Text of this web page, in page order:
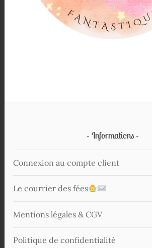
Informations
Connexion au compte client
Le courrier des fées
Mentions légales & CGV
Politique de confidentialité